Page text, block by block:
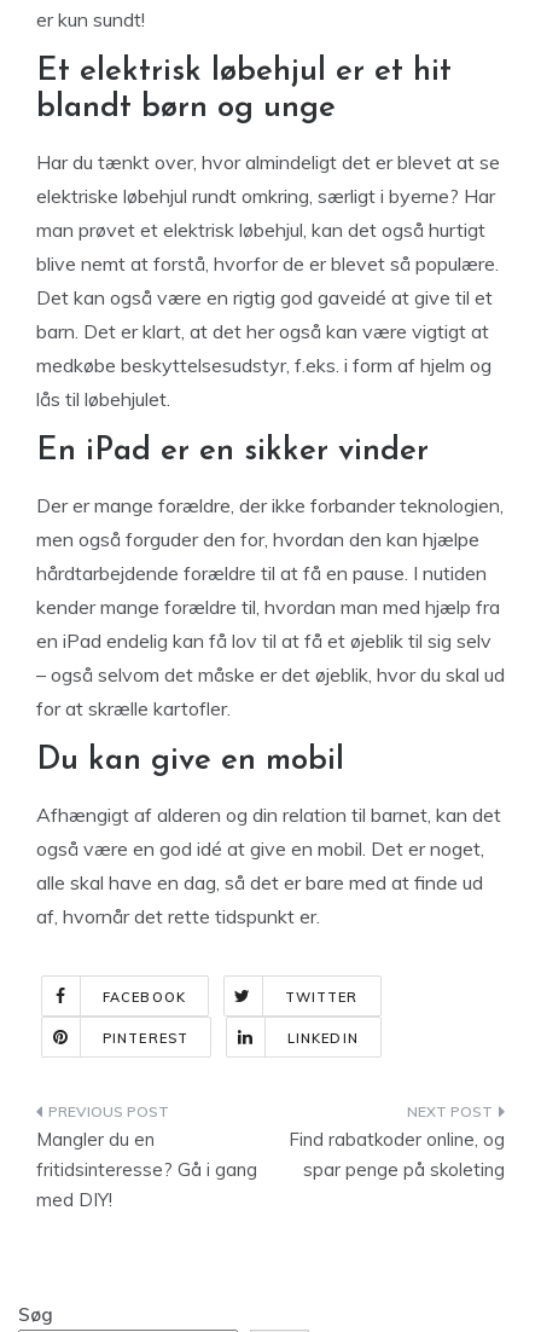
er kun sundt!
Et elektrisk løbehjul er et hit
blandt børn og unge
Har du tænkt over, hvor almindeligt det er blevet at se
elektriske løbehjul rundt omkring, særligt i byerne? Har
man prøvet et elektrisk løbehjul, kan det også hurtigt
blive nemt at forstå, hvorfor de er blevet så populære.
Det kan også være en rigtig god gaveidé at give til et
barn. Det er klart, at det her også kan være vigtigt at
medkøbe beskyttelsesudstyr, f.eks. i form af hjelm og
lås til løbehjulet.
En iPad er en sikker vinder
Der er mange forældre, der ikke forbander teknologien,
men også forguder den for, hvordan den kan hjælpe
hårdtarbejdende forældre til at få en pause. I nutiden
kender mange forældre til, hvordan man med hjælp fra
en iPad endelig kan få lov til at få et øjeblik til sig selv
– også selvom det måske er det øjeblik, hvor du skal ud
for at skrælle kartofler.
Du kan give en mobil
Afhængigt af alderen og din relation til barnet, kan det
også være en god idé at give en mobil. Det er noget,
alle skal have en dag, så det er bare med at finde ud
af, hvornår det rette tidspunkt er.
FACEBOOK TWITTER
PINTEREST LINKEDIN
Indlægsnavigation
Mangler du en
fritidsinteresse? Gå i gang
med DIY!
Find rabatkoder online, og
spar penge på skoleting
Søg